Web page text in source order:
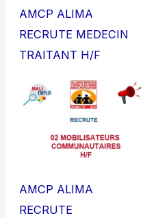
AMCP ALIMA
RECRUTE MEDECIN
TRAITANT H/F
AMCP ALIMA
RECRUTE